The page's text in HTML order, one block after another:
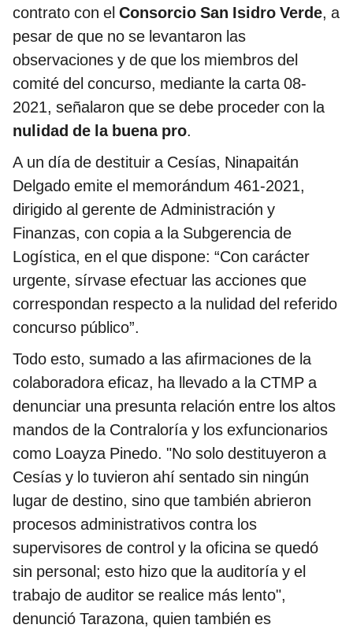
contrato con el Consorcio San Isidro Verde, a
pesar de que no se levantaron las
observaciones y de que los miembros del
comité del concurso, mediante la carta 08-
2021, señalaron que se debe proceder con la
nulidad de la buena pro.
A un día de destituir a Cesías, Ninapaitán
Delgado emite el memorándum 461-2021,
dirigido al gerente de Administración y
Finanzas, con copia a la Subgerencia de
Logística, en el que dispone: “Con carácter
urgente, sírvase efectuar las acciones que
correspondan respecto a la nulidad del referido
concurso público”.
Todo esto, sumado a las afirmaciones de la
colaboradora eficaz, ha llevado a la CTMP a
denunciar una presunta relación entre los altos
mandos de la Contraloría y los exfuncionarios
como Loayza Pinedo. "No solo destituyeron a
Cesías y lo tuvieron ahí sentado sin ningún
lugar de destino, sino que también abrieron
procesos administrativos contra los
supervisores de control y la oficina se quedó
sin personal; esto hizo que la auditoría y el
trabajo de auditor se realice más lento",
denunció Tarazona, quien también es